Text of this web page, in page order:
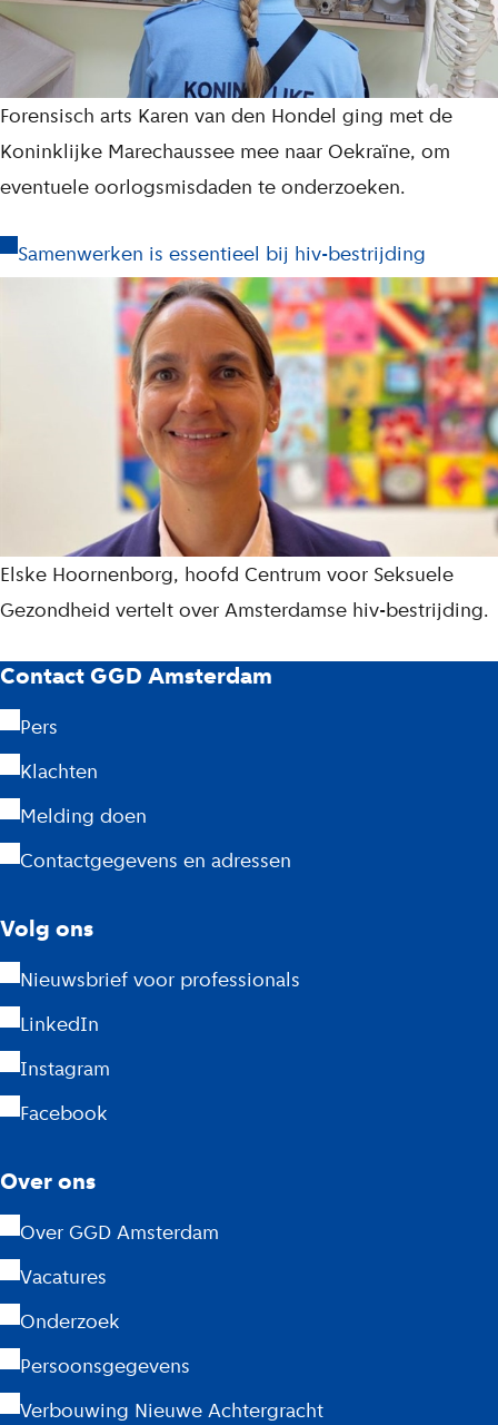
Forensisch arts Karen van den Hondel ging met de
Koninklijke Marechaussee mee naar Oekraïne, om
eventuele oorlogsmisdaden te onderzoeken.
Samenwerken is essentieel bij hiv-bestrijding
Elske Hoornenborg, hoofd Centrum voor Seksuele
Gezondheid vertelt over Amsterdamse hiv-bestrijding.
G
G
D
A
m
t
e
r
d
a
m
Contact GGD Amsterdam
Pers
Klachten
Melding doen
Contactgegevens en adressen
Volg ons
Nieuwsbrief voor professionals
LinkedIn
Instagram
Facebook
Over ons
Over GGD Amsterdam
Vacatures
Onderzoek
Persoonsgegevens
Verbouwing Nieuwe Achtergracht